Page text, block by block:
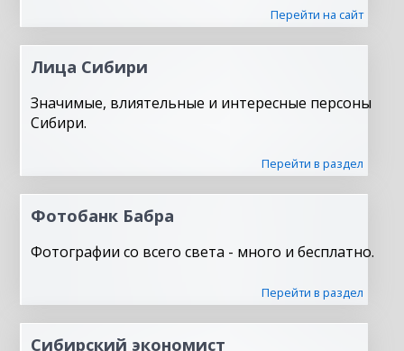
Перейти на сайт
Лица Сибири
Значимые, влиятельные и интересные персоны
Сибири.
Перейти в раздел
Фотобанк Бабра
Фотографии со всего света - много и бесплатно.
Перейти в раздел
Сибирский экономист